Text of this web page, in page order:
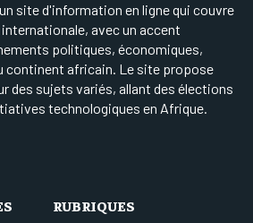
site d'information en ligne qui couvre
avec un accent
politiques, économiques,
continent africain. Le site propose
des sujets variés, allant des élections
technologiques en Afrique.
RUBRIQUES